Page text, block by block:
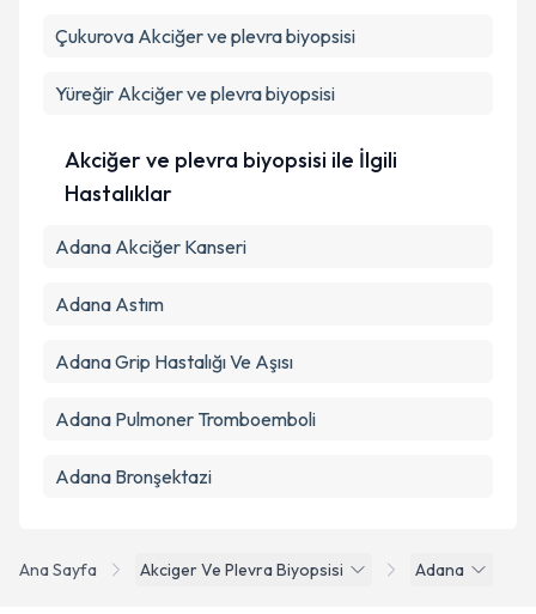
Ana Sayfa Akciger Ve Plevra Biyopsisi Adana
Çukurova Akciğer ve plevra biyopsisi
Yüreğir Akciğer ve plevra biyopsisi
Akciğer ve plevra biyopsisi ile İlgili
Hastalıklar
Adana Akciğer Kanseri
Adana Astım
Adana Grip Hastalığı Ve Aşısı
Adana Pulmoner Tromboemboli
Adana Bronşektazi